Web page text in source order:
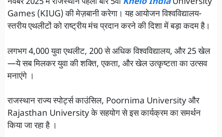
Games (KIUG) की मेज़बानी करेगा। यह आयोजन विश्वविद्यालय-
स्तरीय एथलीटों को राष्ट्रीय मंच प्रदान करने की दिशा में बड़ा कदम है।
लगभग 4,000 युवा एथलीट, 200 से अधिक विश्वविद्यालय, और 25 खेल
—ये सब मिलकर युवा की शक्ति, एकता, और खेल उत्कृष्टता का उत्सव
मनाएंगे ।
राजस्थान राज्य स्पोर्ट्स काउंसिल, Poornima University और
Rajasthan University के सहयोग से इस कार्यक्रम का समर्थन
किया जा रहा है ।